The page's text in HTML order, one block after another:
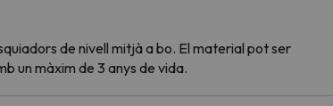
de nivell mitjà a bo. El material pot ser
un màxim de 3 anys de vida.